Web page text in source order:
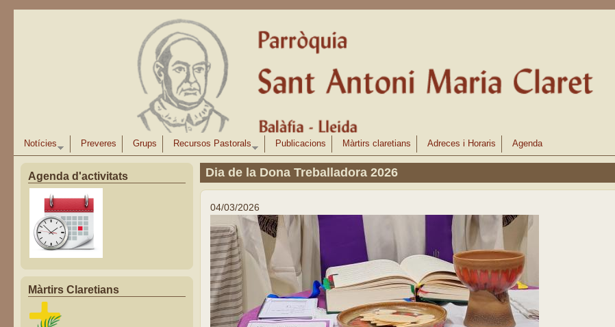
Notícies Preveres Grups Recursos Pastorals Publicacions Màrtirs claretians Adreces i Horaris Agenda
Agenda d'activitats
Màrtirs Claretians
Dia de la Dona Treballadora 2026
04/03/2026